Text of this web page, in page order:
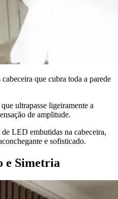
que cubra toda a parede
ultrapasse ligeiramente a
de amplitude.
LED embutidas na cabeceira,
e sofisticado.
e Simetria